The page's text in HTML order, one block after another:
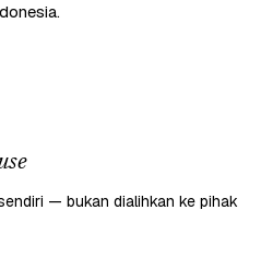
— bukan dialihkan ke pihak